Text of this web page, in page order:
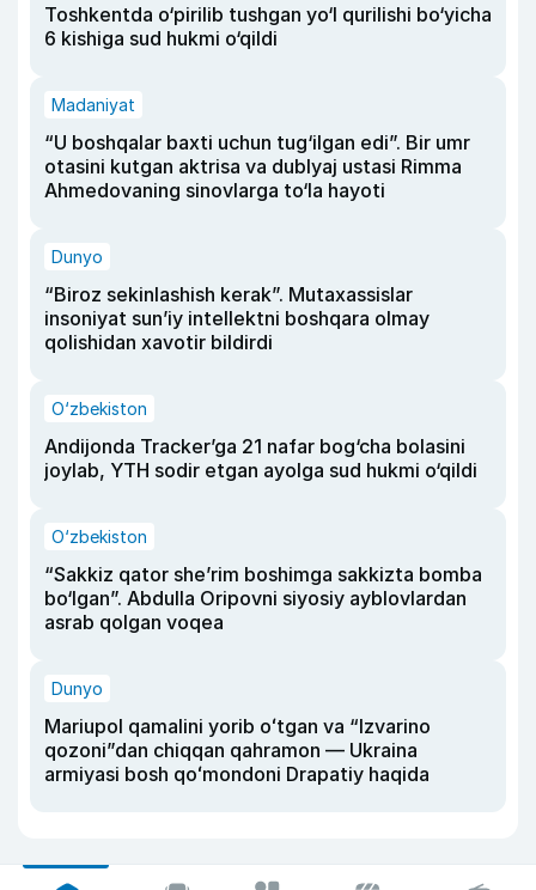
Toshkentda o‘pirilib tushgan yo‘l qurilishi bo‘yicha
6 kishiga sud hukmi o‘qildi
Madaniyat
“U boshqalar baxti uchun tug‘ilgan edi”. Bir umr
otasini kutgan aktrisa va dublyaj ustasi Rimma
Ahmedovaning sinovlarga to‘la hayoti
Dunyo
“Biroz sekinlashish kerak”. Mutaxassislar
insoniyat sun’iy intellektni boshqara olmay
qolishidan xavotir bildirdi
O‘zbekiston
Andijonda Tracker’ga 21 nafar bog‘cha bolasini
joylab, YTH sodir etgan ayolga sud hukmi o‘qildi
O‘zbekiston
“Sakkiz qator she’rim boshimga sakkizta bomba
bo‘lgan”. Abdulla Oripovni siyosiy ayblovlardan
asrab qolgan voqea
Dunyo
Mariupol qamalini yorib oʻtgan va “Izvarino
qozoni”dan chiqqan qahramon — Ukraina
armiyasi bosh qoʻmondoni Drapatiy haqida